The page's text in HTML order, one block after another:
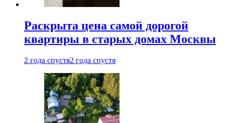
Раскрыта цена самой дорогой
квартиры в старых домах Москвы
2 года спустя2 года спустя